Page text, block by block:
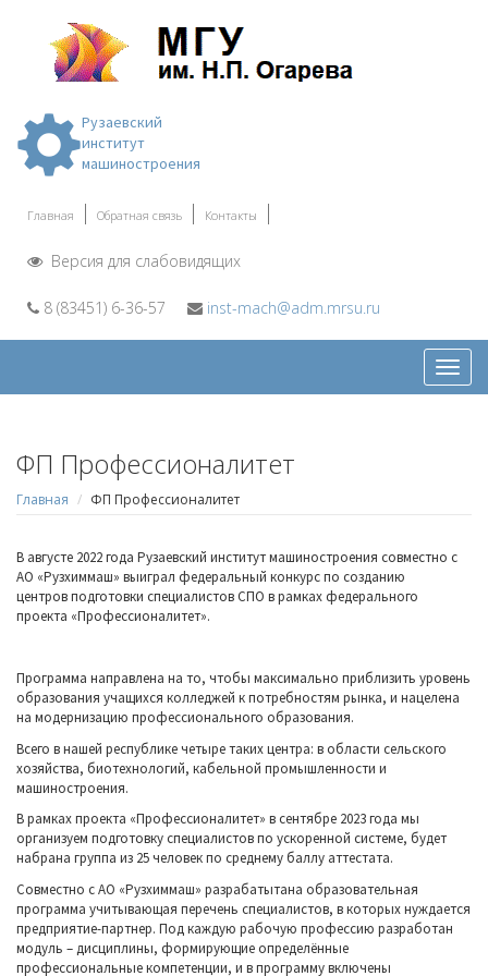
Рузаевский
институт
машиностроения
Главная Обратная связь Контакты
Версия для слабовидящих
8 (83451) 6-36-57 inst-mach@adm.mrsu.ru
меню
ФП Профессионалитет
Главная ФП Профессионалитет
В августе 2022 года Рузаевский институт машиностроения совместно с
АО «Рузхиммаш» выиграл федеральный конкурс по созданию
центров подготовки специалистов СПО в рамках федерального
проекта «Профессионалитет».
Программа направлена на то, чтобы максимально приблизить уровень
образования учащихся колледжей к потребностям рынка, и нацелена
на модернизацию профессионального образования.
Всего в нашей республике четыре таких центра: в области сельского
хозяйства, биотехнологий, кабельной промышленности и
машиностроения.
В рамках проекта «Профессионалитет» в сентябре 2023 года мы
организуем подготовку специалистов по ускоренной системе, будет
набрана группа из 25 человек по среднему баллу аттестата.
Совместно с АО «Рузхиммаш» разрабатытана образовательная
программа учитывающая перечень специалистов, в которых нуждается
предприятие-партнер. Под каждую рабочую профессию разработан
модуль – дисциплины, формирующие определённые
профессиональные компетенции, и в программу включены